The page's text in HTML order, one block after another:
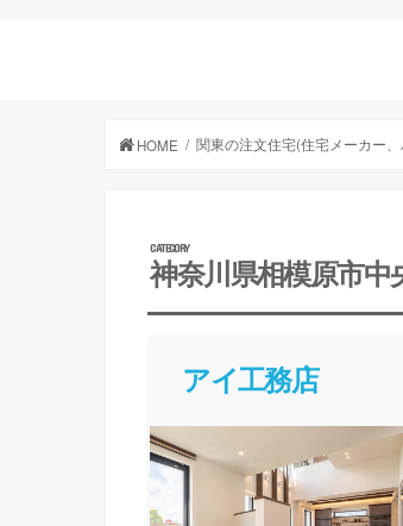
HOME 関東の注文住宅(住宅メーカー
神奈川県相模原市
アイ工務店